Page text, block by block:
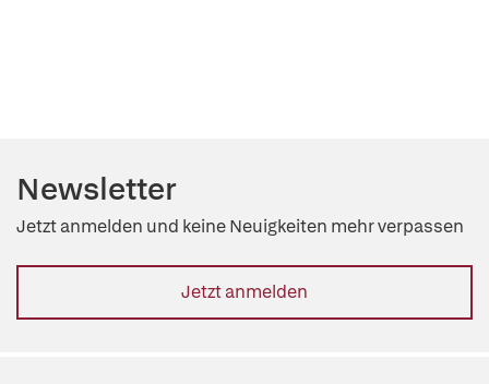
Newsletter
Jetzt anmelden und keine Neuigkeiten mehr verpassen
Jetzt anmelden